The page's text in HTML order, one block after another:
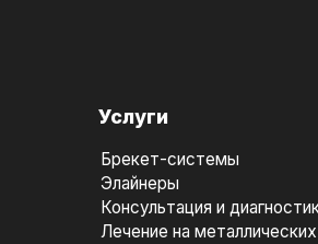
Услуги
Брекет-системы
Элайнеры
Консультация и
Лечение на